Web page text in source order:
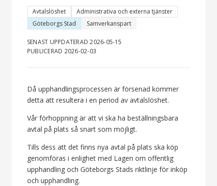
Avtalslöshet
Administrativa och externa tjänster
Göteborgs Stad
Samverkanspart
SENAST UPPDATERAD 2026-05-15
PUBLICERAD 2026-02-03
Då upphandlingsprocessen är försenad kommer
detta att resultera i en period av avtalslöshet.
Vår förhoppning är att vi ska ha beställningsbara
avtal på plats så snart som möjligt.
Tills dess att det finns nya avtal på plats ska köp
genomföras i enlighet med Lagen om offentlig
upphandling och Göteborgs Stads riktlinje för inköp
och upphandling.